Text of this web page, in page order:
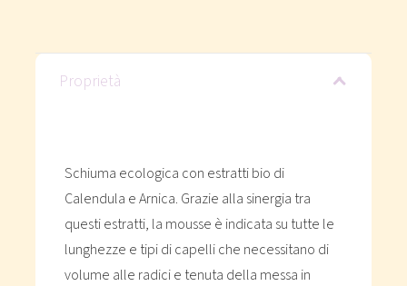
Proprietà
Schiuma ecologica con estratti bio di
Calendula e Arnica. Grazie alla sinergia tra
questi estratti, la mousse è indicata su tutte le
lunghezze e tipi di capelli che necessitano di
volume alle radici e tenuta della messa in